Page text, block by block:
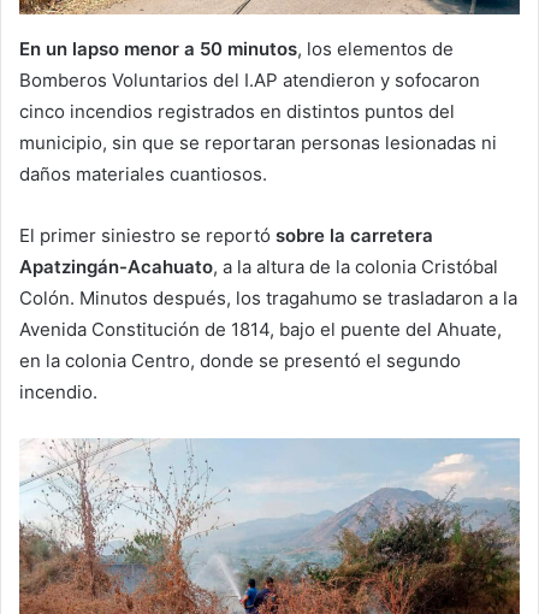
En un lapso menor a 50 minutos, los elementos de
Bomberos Voluntarios del I.AP atendieron y sofocaron
cinco incendios registrados en distintos puntos del
municipio, sin que se reportaran personas lesionadas ni
daños materiales cuantiosos.
El primer siniestro se reportó sobre la carretera
Apatzingán-Acahuato, a la altura de la colonia Cristóbal
Colón. Minutos después, los tragahumo se trasladaron a la
Avenida Constitución de 1814, bajo el puente del Ahuate,
en la colonia Centro, donde se presentó el segundo
incendio.